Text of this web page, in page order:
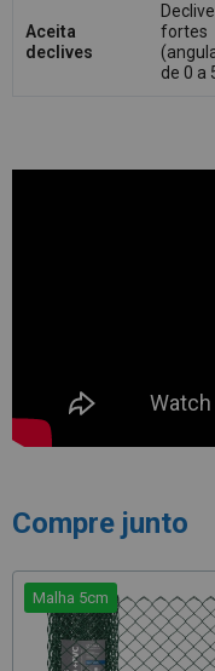
Aceita
declives
fortes
de 0 a
Compre junto
Malha 5cm